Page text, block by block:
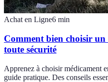
Achat en Ligne6 min
Comment bien choisir un
toute sécurité
Apprenez à choisir médicament
guide pratique. Des conseils